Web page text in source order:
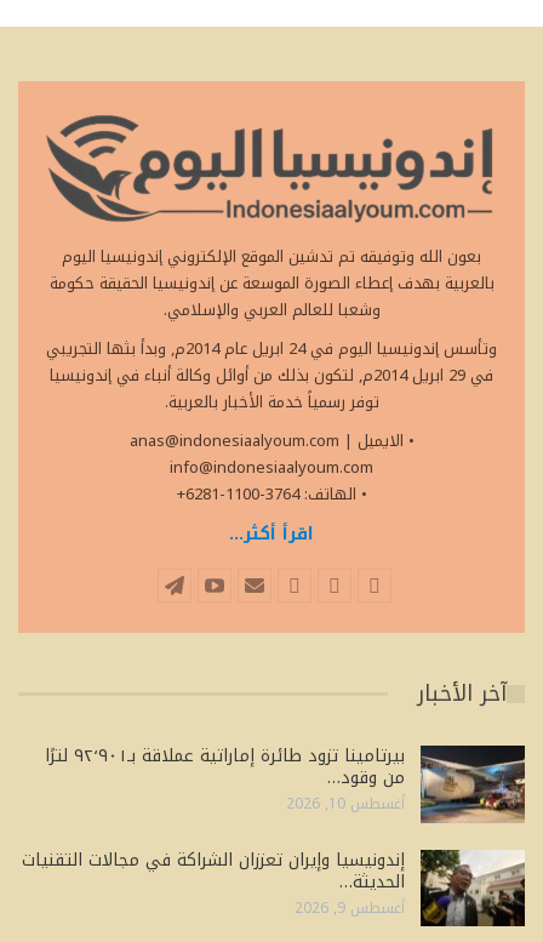
بعون الله وتوفيقه تم تدشين الموقع الإلكتروني إندونيسيا اليوم
بالعربية بهدف إعطاء الصورة الموسعة عن إندونيسيا الحقيقة حكومة
وشعبا للعالم العربي والإسلامي.
وتأسس إندونيسيا اليوم في 24 ابريل عام 2014م, وبدأ بثها التجريبي
في 29 ابريل 2014م, لتكون بذلك من أوائل وكالة أنباء في إندونيسيا
توفر رسمياً خدمة الأخبار بالعربية.
• الايميل
anas@indonesiaalyoum.com |
info@indonesiaalyoum.com
• الهاتف: 3764-1100-6281+
اقرأ أكثر...
آخر الأخبار
بيرتامينا تزود طائرة إماراتية عملاقة بـ٩٢٬٩٠١ لترًا
من وقود…
أغسطس 10, 2026
إندونيسيا وإيران تعززان الشراكة في مجالات التقنيات
الحديثة…
أغسطس 9, 2026